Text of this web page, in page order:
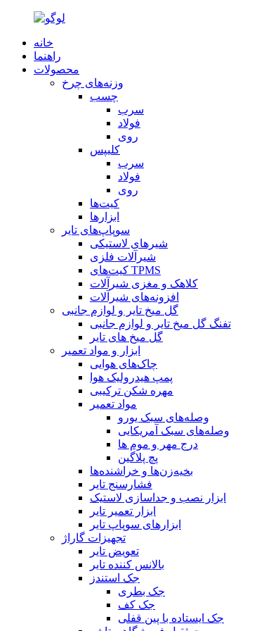
خانه
راهنما
محصولات
وزنه‌های چرخ
چسب
سرب
فولاد
روی
کلیپس
سرب
فولاد
روی
کیت‌ها
ابزارها
سوپاپ‌های تایر
شیرهای لاستیکی
شیرآلات فلزی
کیت‌های TPMS
کلاهک و مغزی شیرآلات
افزونه‌های شیرآلات
گل میخ تایر و لوازم جانبی
تفنگ گل میخ تایر و لوازم جانبی
گل میخ های تایر
ابزار و مواد تعمیر
چاک‌های هوایی
پمپ هیدرولیک هوا
مهره شکن ترکیبی
مواد تعمیر
وصله‌های سبک یورو
وصله‌های سبک آمریکایی
درج مهر و موم ها
پچ پلاگین
بخیه‌زن‌ها و خراشنده‌ها
فشارسنج تایر
ابزار نصب و جداسازی لاستیک
ابزار تعمیر تایر
ابزارهای سوپاپ تایر
تجهیزات گاراژ
تعویض تایر
بالانس کننده تایر
جک استندز
جک بطری
جک کف
جک ایستاده با پین قفلی